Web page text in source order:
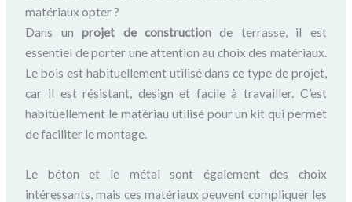
matériaux opter ?
Dans unprojet de construction de terrasse, il est
essentiel de porter une attention au choix des matériaux.
Le bois est habituellement utilisé dans ce type de projet,
car il est résistant, design et facile à travailler. C’est
habituellement le matériau utilisé pour un kit qui permet
de faciliter le montage.
Le béton et le métal sont également des choix
intéressants, mais ces matériaux peuvent compliquer les